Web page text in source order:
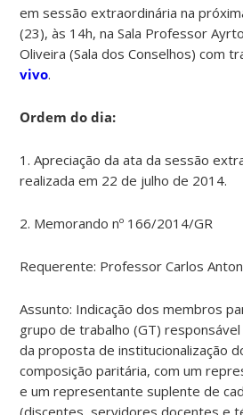
em sessão extraordinária na
(23), às 14h, na Sala Professor
Oliveira (Sala dos Conselhos) com
vivo.
Ordem do dia:
1. Apreciação da ata da sessão
realizada em 22 de julho de 2014.
2. Memorando nº 166/2014/GR
Requerente: Professor Carlos
Assunto: Indicação dos membros
grupo de trabalho (GT) responsável
da proposta de institucionalização
composição paritária, com um
e um representante suplente de
(discentes, servidores docentes e